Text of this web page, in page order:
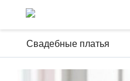
Свадебные платья